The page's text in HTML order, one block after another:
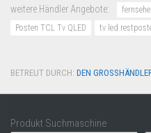
weitere Händler Angebote:
Posten TCL Tv QLED
tv led
BETREUT DURCH: DEN GROSSHÄNDLER
Produkt Suchmaschine